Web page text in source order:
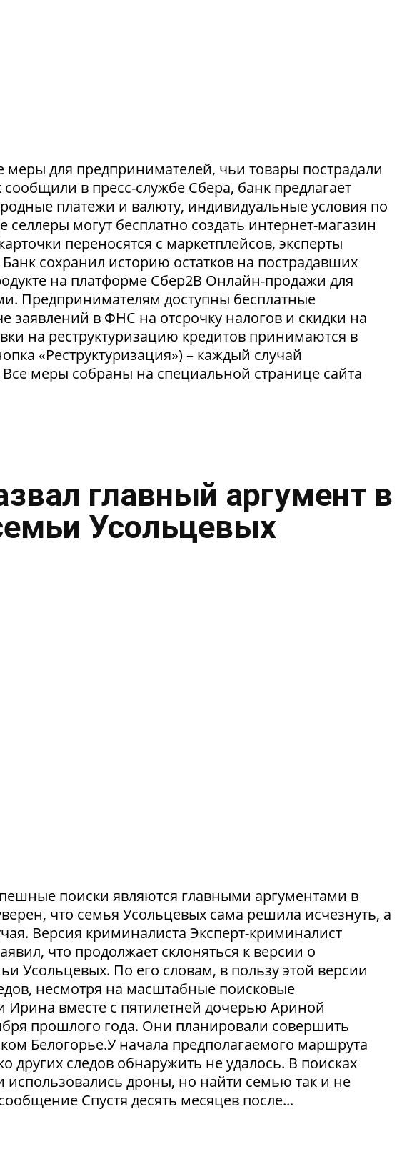
для предпринимателей, чьи товары пострадали
в пресс-службе Сбера, банк предлагает
платежи и валюту, индивидуальные условия по
селлеры могут бесплатно создать интернет-магазин
переносятся с маркетплейсов, эксперты
сохранил историю остатков на пострадавших
на платформе Сбер2В Онлайн-продажи для
Предпринимателям доступны бесплатные
заявлений в ФНС на отсрочку налогов и скидки на
на реструктуризацию кредитов принимаются в
«Реструктуризация») – каждый случай
меры собраны на специальной странице сайта
главный аргумент в
Усольцевых
поиски являются главными аргументами в
что семья Усольцевых сама решила исчезнуть, а
Версия криминалиста Эксперт-криминалист
что продолжает склоняться к версии о
Усольцевых. По его словам, в пользу этой версии
несмотря на масштабные поисковые
вместе с пятилетней дочерью Ариной
прошлого года. Они планировали совершить
Белогорье.У начала предполагаемого маршрута
других следов обнаружить не удалось. В поисках
использовались дроны, но найти семью так и не
Спустя десять месяцев после...